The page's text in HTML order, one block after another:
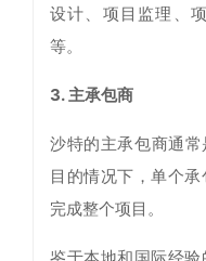
设计、项目监理、
等。
3. 主承包商
沙特的主承包商通
目的情况下，单个
完成整个项目。